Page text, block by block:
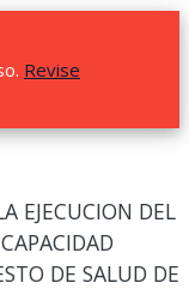
Revise
EJECUCION DEL
DE SALUD DE